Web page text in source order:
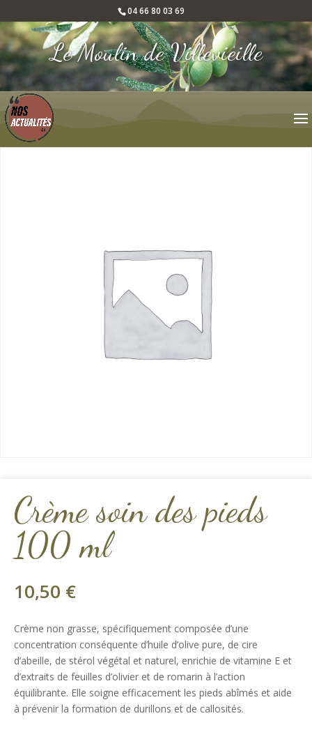
04 66 80 03 69
Le Moulin de Villevieille
Crème soin des pieds
100 ml
10,50 €
Crème non grasse, spécifiquement composée d’une
concentration conséquente d’huile d’olive pure, de cire
d’abeille, de stérol végétal et naturel, enrichie de vitamine E et
d’extraits de feuilles d’olivier et de romarin à l’action
équilibrante. Elle soigne efficacement les pieds abîmés et aide
à prévenir la formation de durillons et de callosités.